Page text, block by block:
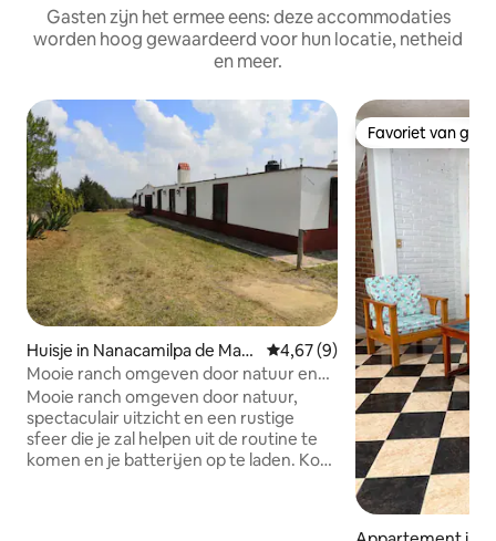
Gasten zijn het ermee eens: deze accommodaties
worden hoog gewaardeerd voor hun locatie, netheid
en meer.
Huisje in Nanacamilpa de Mari
ano Arista
Gemiddelde beoordeling van
4,67 (9)
Mooie ranch omgeven door natuur en
een geweldig uitzicht
Mooie ranch omgeven door natuur,
spectaculair uitzicht en een rustige
sfeer die je zal helpen uit de routine te
komen en je batterijen op te laden. Kom
Favoriet van
Favoriet van